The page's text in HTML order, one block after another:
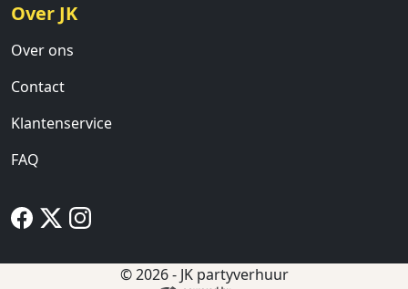
Over JK
Over ons
Contact
Klantenservice
FAQ
© 2026 - JK partyverhuur